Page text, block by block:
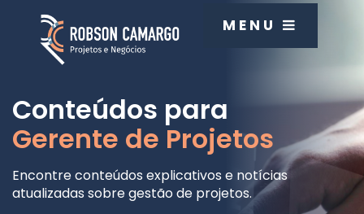
MENU
Conteúdos para
Gerente de Projetos
Encontre conteúdos explicativos e notícias
atualizadas sobre gestão de projetos.